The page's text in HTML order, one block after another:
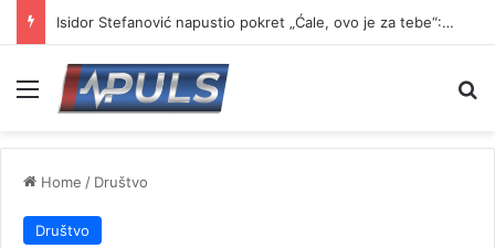
Isidor Stefanović napustio pokret „Ćale, ovo je za tebe“: Najavio formiranje novog pokreta
Menu
Home / Društvo
Društvo